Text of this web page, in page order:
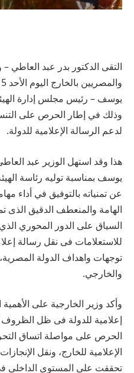
التقى الدكتور بدر عبد العاطي –
يوسف – رئيس مجلس إدارة
وذلك في إطار الحرص على
لدعم الرسالة الإعلامية للدولة.
هذا وقد استهل الوزير عبد
يوسف بمناسبة توليه رئاسة
عن تمنياته بالتوفيق في أداء
الهامة والمنعطف الدقيق الذى
السياق على الدور المحوري
للاستعلامات فى نقل رسالة
توجهات واهداف الدولة
والخارجي.
وأكد وزير الخارجية على الأهمية
إعلامية للدولة فى ظل الظروف
الحرص على مواصلة اتساق
الإعلامية للخارج، ونقل
تحققت على المستوى الداخلى